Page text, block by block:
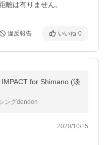
離は有りません。
違反報告 いいね 0
for Shimano (淡
ングdenden
2020/10/15